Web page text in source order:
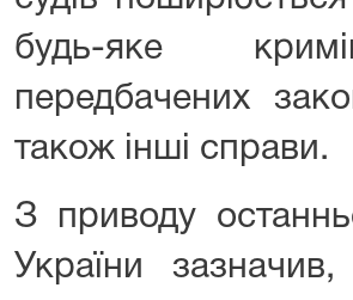
будь-яке
передбачених
також інші справи.
З приводу
України